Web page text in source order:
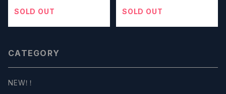
SOLD OUT
SOLD OUT
CATEGORY
NEW！！